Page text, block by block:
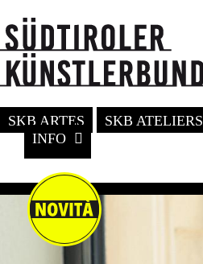
SKB ARTES SKB ATELIERS
INFO